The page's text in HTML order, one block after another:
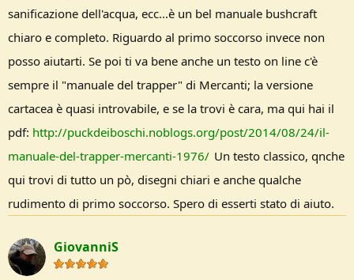
sanificazione dell'acqua, ecc...è un bel manuale bushcraft
chiaro e completo. Riguardo al primo soccorso invece non
posso aiutarti. Se poi ti va bene anche un testo on line c'è
sempre il "manuale del trapper" di Mercanti; la versione
cartacea è quasi introvabile, e se la trovi è cara, ma qui hai il
pdf: http://puckdeiboschi.noblogs.org/post/2014/08/24/il-
manuale-del-trapper-mercanti-1976/ Un testo classico, qnche
qui trovi di tutto un pò, disegni chiari e anche qualche
rudimento di primo soccorso. Spero di esserti stato di aiuto.
GiovanniS